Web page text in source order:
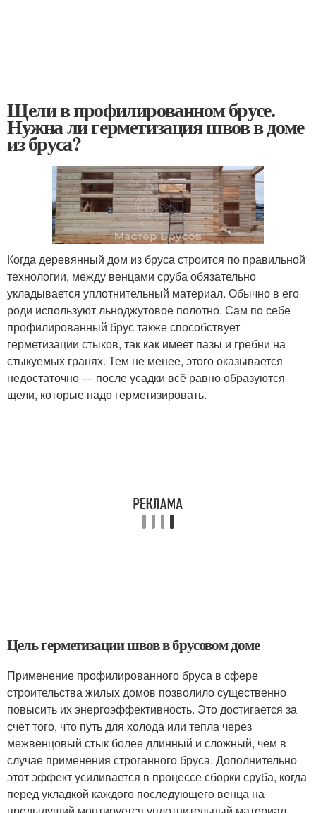
Щели в профилированном брусе.
Нужна ли герметизация швов в доме
из бруса?
Когда деревянный дом из бруса строится по правильной
технологии, между венцами сруба обязательно
укладывается уплотнительный материал. Обычно в его
роди используют льноджутовое полотно. Сам по себе
профилированный брус также способствует
герметизации стыков, так как имеет пазы и гребни на
стыкуемых гранях. Тем не менее, этого оказывается
недостаточно — после усадки всё равно образуются
щели, которые надо герметизировать.
Цель герметизации швов в брусовом доме
Применение профилированного бруса в сфере
строительства жилых домов позволило существенно
повысить их энергоэффективность. Это достигается за
счёт того, что путь для холода или тепла через
межвенцовый стык более длинный и сложный, чем в
случае применения строганного бруса. Дополнительно
этот эффект усиливается в процессе сборки сруба, когда
перед укладкой каждого последующего венца на